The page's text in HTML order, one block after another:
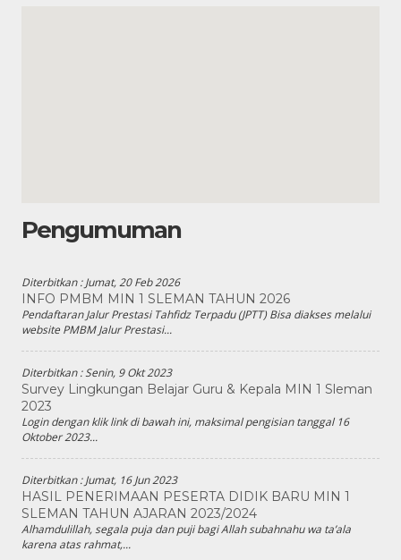
Pengumuman
Diterbitkan :Jumat, 20 Feb 2026
INFO PMBM MIN 1 SLEMAN TAHUN 2026
Pendaftaran Jalur Prestasi Tahfidz Terpadu (JPTT) Bisa diakses melalui
website PMBM Jalur Prestasi...
Diterbitkan :Senin, 9 Okt 2023
Survey Lingkungan Belajar Guru & Kepala MIN 1 Sleman
2023
Login dengan klik link di bawah ini, maksimal pengisian tanggal 16
Oktober 2023...
Diterbitkan :Jumat, 16 Jun 2023
HASIL PENERIMAAN PESERTA DIDIK BARU MIN 1
SLEMAN TAHUN AJARAN 2023/2024
Alhamdulillah, segala puja dan puji bagi Allah subahnahu wa ta’ala
karena atas rahmat,...